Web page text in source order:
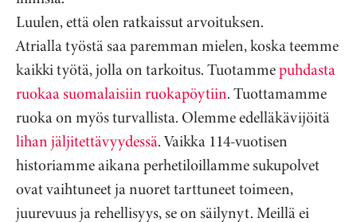
Luulen, että olen ratkaissut arvoituksen.
Atrialla työstä saa paremman mielen, koska teemme
kaikki työtä, jolla on tarkoitus. Tuotammepuhdasta
ruokaa suomalaisiin ruokapöytiin. Tuottamamme
ruoka on myös turvallista. Olemme edelläkävijöitä
lihan jäljitettävyydessä. Vaikka 114-vuotisen
historiamme aikana perhetiloillamme sukupolvet
ovat vaihtuneet ja nuoret tarttuneet toimeen,
juurevuus ja rehellisyys, se on säilynyt. Meillä ei